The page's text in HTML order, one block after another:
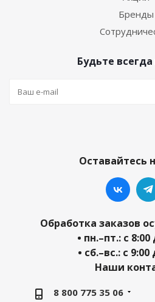
Бренды
Будьте всегда
Оставайтесь
Обработка заказов
• пн.–пт.: с 8:00
• сб.–вс.: с 9:00
Наши
8 800 775 35 06